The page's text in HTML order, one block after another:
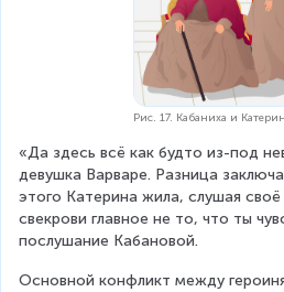
Рис. 17. Кабаниха и
«Да здесь всё как будто из-под
девушка Варваре. Разница
этого Катерина жила, слушая
свекрови главное не то, что ты
послушание Кабановой.
Основной конфликт между